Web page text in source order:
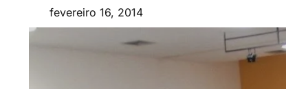
fevereiro 16, 2014